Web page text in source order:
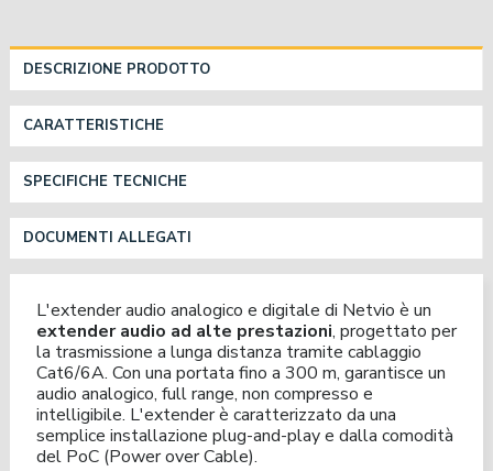
DESCRIZIONE PRODOTTO
CARATTERISTICHE
SPECIFICHE TECNICHE
DOCUMENTI ALLEGATI
L'extender audio analogico e digitale di Netvio è un
extender audio ad alte prestazioni, progettato per
la trasmissione a lunga distanza tramite cablaggio
Cat6/6A. Con una portata fino a 300 m, garantisce un
audio analogico, full range, non compresso e
intelligibile. L'extender è caratterizzato da una
semplice installazione plug-and-play e dalla comodità
del PoC (Power over Cable).